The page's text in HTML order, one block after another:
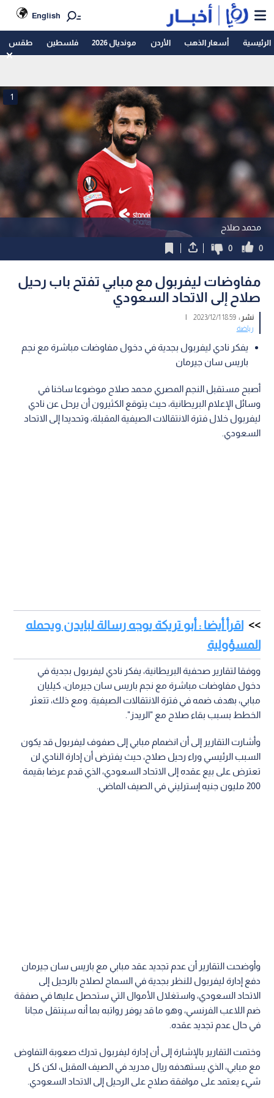
English
الرئيسية أسعار الذهب الأردن مونديال 2026 فلسطين طقس
محمد صلاح
1
0
0
مفاوضات ليفربول مع مبابي تفتح باب رحيل
صلاح إلى الاتحاد السعودي
نشر :18:59 2023/12/1
|
رياضة
يفكر نادي ليفربول بجدية في دخول مفاوضات مباشرة مع نجم
باريس سان جيرمان
أصبح مستقبل النجم المصري محمد صلاح موضوعا ساخنا في
وسائل الإعلام البريطانية، حيث يتوقع الكثيرون أن يرحل عن نادي
ليفربول خلال فترة الانتقالات الصيفية المقبلة، وتحديدا إلى الاتحاد
السعودي.
اقرأ أيضا : أبو تريكة يوجه رسالة لبايدن ويحمله
المسؤولية
ووفقا لتقارير صحفية البريطانية، يفكر نادي ليفربول بجدية في
دخول مفاوضات مباشرة مع نجم باريس سان جيرمان، كيليان
مبابي، بهدف ضمه في فترة الانتقالات الصيفية. ومع ذلك، تتعثر
الخطط بسبب بقاء صلاح مع "الريدز".
وأشارت التقارير إلى أن انضمام مبابي إلى صفوف ليفربول قد يكون
السبب الرئيسي وراء رحيل صلاح، حيث يفترض أن إدارة النادي لن
تعترض على بيع عقده إلى الاتحاد السعودي، الذي قدم عرضا بقيمة
200 مليون جنيه إسترليني في الصيف الماضي.
وأوضحت التقارير أن عدم تجديد عقد مبابي مع باريس سان جيرمان
دفع إدارة ليفربول للنظر بجدية في السماح لصلاح بالرحيل إلى
الاتحاد السعودي، واستغلال الأموال التي ستحصل عليها في صفقة
ضم اللاعب الفرنسي، وهو ما قد يوفر رواتبه بما أنه سينتقل مجانا
في حال عدم تجديد عقده.
وختمت التقارير بالإشارة إلى أن إدارة ليفربول تدرك صعوبة التفاوض
مع مبابي، الذي يستهدفه ريال مدريد في الصيف المقبل، لكن كل
شيء يعتمد على موافقة صلاح على الرحيل إلى الاتحاد السعودي.